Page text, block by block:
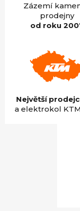
Zázemí
prodejny
od roku
Největší
a elektrokol